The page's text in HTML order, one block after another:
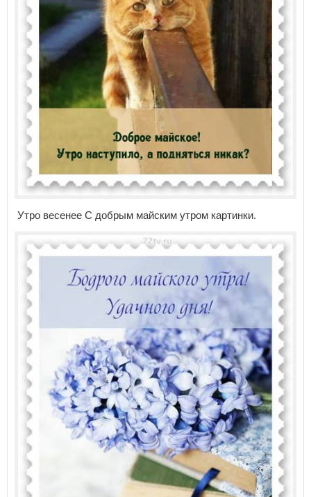
Утро весенее С добрым майским утром картинки.